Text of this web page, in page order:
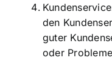
den
guter
oder